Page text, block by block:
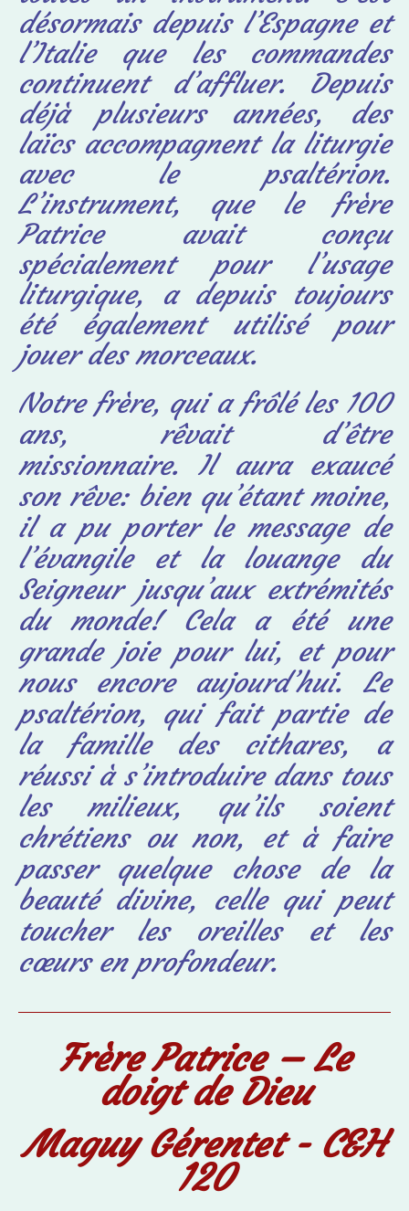
désormais depuis l’Espagne et
l’Italie que les commandes
continuent d’affluer. Depuis
déjà plusieurs années, des
laïcs accompagnent la liturgie
avec le psaltérion.
L’instrument, que le frère
Patrice avait conçu
spécialement pour l’usage
liturgique, a depuis toujours
été également utilisé pour
jouer des morceaux.
Notre frère, qui a frôlé les 100
ans, rêvait d’être
missionnaire. Il aura exaucé
son rêve: bien qu’étant moine,
il a pu porter le message de
l’évangile et la louange du
Seigneur jusqu’aux extrémités
du monde! Cela a été une
grande joie pour lui, et pour
nous encore aujourd’hui. Le
psaltérion, qui fait partie de
la famille des cithares, a
réussi à s’introduire dans tous
les milieux, qu’ils soient
chrétiens ou non, et à faire
passer quelque chose de la
beauté divine, celle qui peut
toucher les oreilles et les
cœurs en profondeur.
Frère Patrice – Le
doigt de Dieu
Maguy Gérentet - C&H
120